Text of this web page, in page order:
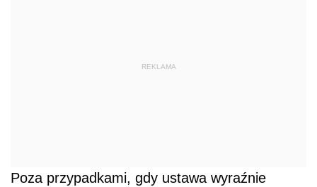
REKLAMA
Poza przypadkami, gdy ustawa wyraźnie